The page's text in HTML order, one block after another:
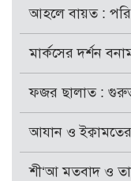
আহলে বায়ত :
মার্কসের দর্শন
ফজর ছালাত :
আযান ও
শী‘আ মতবাদ ও